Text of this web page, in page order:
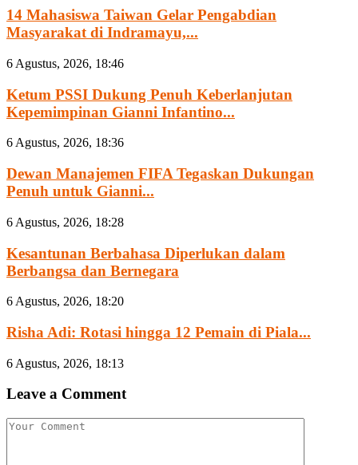
14 Mahasiswa Taiwan Gelar Pengabdian
Masyarakat di Indramayu,...
6 Agustus, 2026, 18:46
Ketum PSSI Dukung Penuh Keberlanjutan
Kepemimpinan Gianni Infantino...
6 Agustus, 2026, 18:36
Dewan Manajemen FIFA Tegaskan Dukungan
Penuh untuk Gianni...
6 Agustus, 2026, 18:28
Kesantunan Berbahasa Diperlukan dalam
Berbangsa dan Bernegara
6 Agustus, 2026, 18:20
Risha Adi: Rotasi hingga 12 Pemain di Piala...
6 Agustus, 2026, 18:13
Leave a Comment